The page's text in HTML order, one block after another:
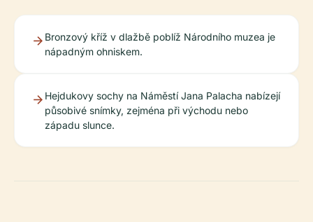
Bronzový kříž v dlažbě poblíž Národního muzea je
nápadným ohniskem.
Hejdukovy sochy na Náměstí Jana Palacha nabízejí
působivé snímky, zejména při východu nebo
západu slunce.